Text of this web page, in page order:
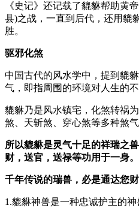
《史记》还记载了貔貅帮助黄
县)之战，一直到后代，还用貔
胜。
驱邪化煞
中国古代的风水学中，提到貔
气，即指周围的环境对人生的不
貔貅乃是风水镇宅，化煞转祸
煞、天斩煞、穿心煞等多种煞气
所以貔貅是灵气十足的祥瑞之
财，送官，送禄等功用于一身。
千年传说的瑞兽，必是通达您
1.貔貅神兽是一种忠诚护主的